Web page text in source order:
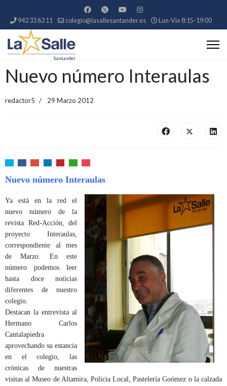
942 33 63 11 colegio@lasallesantander.es Lun-Vie 8:15-19:00
Nuevo número Interaulas
redactor5 29 Marzo 2012
Nuevo número Interaulas
Ya está en la red el
nuevo número de la
revista Red-Acción, del
proyecto Interaulas,
correspondiente al mes
de Marzo. En este
número podemos leer
hasta doce noticias
diferentes de nuestro
colegio.
Destacan la entrevista al
Hermano Carlos
Cantalapiedra
aprovechando su estancia
en el colegio, las
crónicas de nuestras
visitas al Museo de Altamira, Policia Local, Pastelería Goómez o la calzada